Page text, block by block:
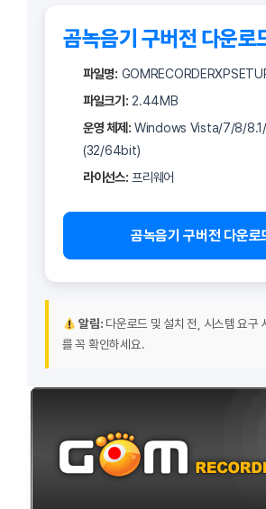
곰녹음기 구버전 다운로
파일명:
파일크기: 2.44MB
운영 체제: Windows Vista/7/8/8.1/
(32/64bit)
라이선스: 프리웨어
곰녹음기 구버전 다운로
알림: 다운로드 및 설치 전, 시스템 요구
를 꼭 확인하세요.